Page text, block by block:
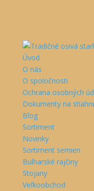
Úvod
O nás
O spoločnosti
Ochrana osobných
Dokumenty na
Blog
Sortiment
Novinky
Sortiment semien
Bulharské rajčiny
Stojany
Veľkoobchod